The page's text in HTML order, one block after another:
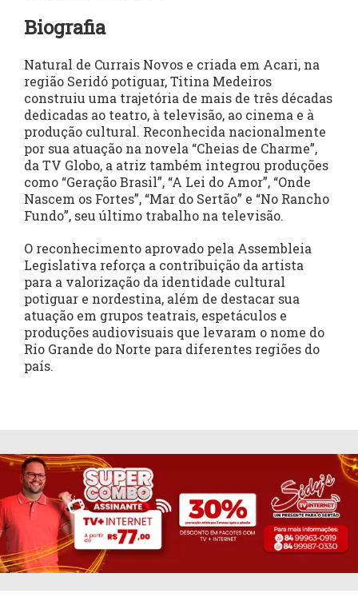
Biografia
Natural de Currais Novos e criada em Acari, na
região Seridó potiguar, Titina Medeiros
construiu uma trajetória de mais de três décadas
dedicadas ao teatro, à televisão, ao cinema e à
produção cultural. Reconhecida nacionalmente
por sua atuação na novela “Cheias de Charme”,
da TV Globo, a atriz também integrou produções
como “Geração Brasil”, “A Lei do Amor”, “Onde
Nascem os Fortes”, “Mar do Sertão” e “No Rancho
Fundo”, seu último trabalho na televisão.
O reconhecimento aprovado pela Assembleia
Legislativa reforça a contribuição da artista
para a valorização da identidade cultural
potiguar e nordestina, além de destacar sua
atuação em grupos teatrais, espetáculos e
produções audiovisuais que levaram o nome do
Rio Grande do Norte para diferentes regiões do
país.